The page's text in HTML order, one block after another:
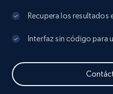
Recupera los
Interfaz sin código para